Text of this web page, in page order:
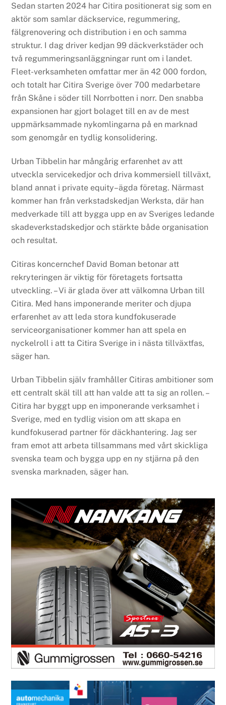
Sedan starten 2024 har Citira positionerat sig som en
aktör som samlar däckservice, regummering,
fälgrenovering och distribution i en och samma
struktur. I dag driver kedjan 99 däckverkstäder och
två regummeringsanläggningar runt om i landet.
Fleet-verksamheten omfattar mer än 42 000 fordon,
och totalt har Citira Sverige över 700 medarbetare
från Skåne i söder till Norrbotten i norr. Den snabba
expansionen har gjort bolaget till en av de mest
uppmärksammade nykomlingarna på en marknad
som genomgår en tydlig konsolidering.
Urban Tibbelin har mångårig erfarenhet av att
utveckla servicekedjor och driva kommersiell tillväxt,
bland annat i private equity–ägda företag. Närmast
kommer han från verkstadskedjan Werksta, där han
medverkade till att bygga upp en av Sveriges ledande
skadeverkstadskedjor och stärkte både organisation
och resultat.
Citiras koncernchef David Boman betonar att
rekryteringen är viktig för företagets fortsatta
utveckling. – Vi är glada över att välkomna Urban till
Citira. Med hans imponerande meriter och djupa
erfarenhet av att leda stora kundfokuserade
serviceorganisationer kommer han att spela en
nyckelroll i att ta Citira Sverige in i nästa tillväxtfas,
säger han.
Urban Tibbelin själv framhåller Citiras ambitioner som
ett centralt skäl till att han valde att ta sig an rollen. –
Citira har byggt upp en imponerande verksamhet i
Sverige, med en tydlig vision om att skapa en
kundfokuserad partner för däckhantering. Jag ser
fram emot att arbeta tillsammans med vårt skickliga
svenska team och bygga upp en ny stjärna på den
svenska marknaden, säger han.